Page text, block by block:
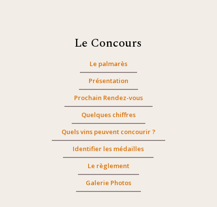
Le Concours
Le palmarès
Présentation
Prochain Rendez-vous
Quelques chiffres
Quels vins peuvent concourir ?
Identifier les médailles
Le règlement
Galerie Photos